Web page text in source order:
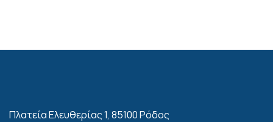
Πλατεία Ελευθερίας 1, 85100 Ρόδος